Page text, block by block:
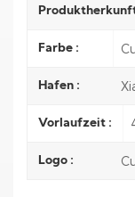
Farbe :
Hafen :
Vorlaufzeit :
Logo :